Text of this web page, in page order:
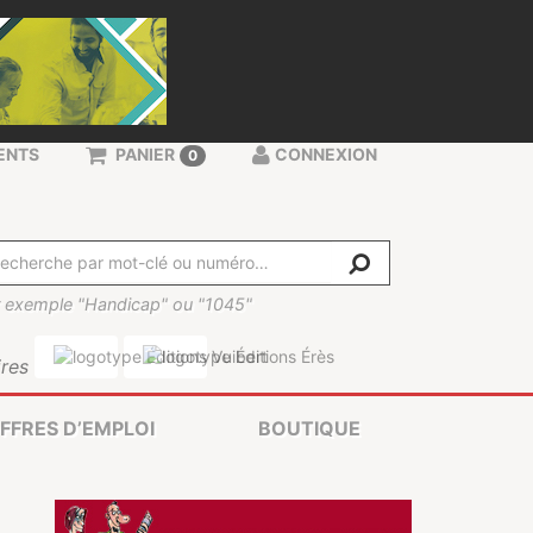
exemple "Handicap" ou "1045"
PANIER 0 CONNEXION
D’EMPLOI BOUTIQUE